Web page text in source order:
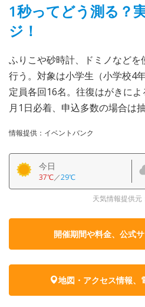
1秒ってどう測る？
ジ！
ふりこや砂時計、ドミノなど
行う。対象は小学生（小学校4
定員各回16名。往復はがきに
月1日必着、申込多数の場合は抽
情報提供：イベントバンク
今日
37℃／29℃
天気情報提供元
開催期間や料金、公式
地図・アクセス情報、